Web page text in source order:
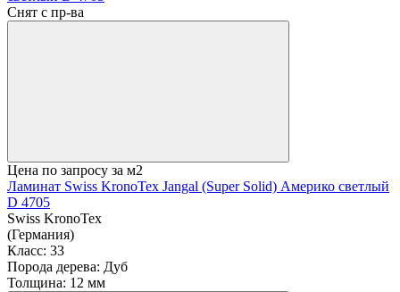
Снят с пр-ва
Цена по запросу за м2
Ламинат Swiss KronoTex Jangal (Super Solid) Америко светлый
D 4705
Swiss KronoTex
(Германия)
Класс: 33
Порода дерева: Дуб
Толщина: 12 мм